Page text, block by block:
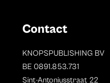
Contact
KNOPSPUBLISHING BV
BE 0891.853.731
Sint-Antoniusstraat 22